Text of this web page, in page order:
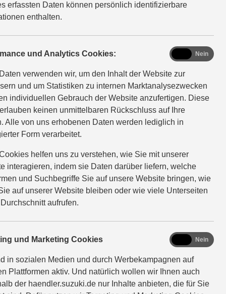
erfassten Daten können persönlich identifizierbare
enthalten.
und Analytics Cookies:
verwenden wir, um den Inhalt der Website zur
und um Statistiken zu internen Marktanalysezwecken
individuellen Gebrauch der Website anzufertigen. Diese
keinen unmittelbaren Rückschluss auf Ihre
Alle von uns erhobenen Daten werden lediglich in
Form verarbeitet.
helfen uns zu verstehen, wie Sie mit unserer
interagieren, indem sie Daten darüber liefern, welche
und Suchbegriffe Sie auf unsere Website bringen, wie
auf unserer Website bleiben oder wie viele Unterseiten
aufrufen.
analyticsNein
und Marketing Cookies
in sozialen Medien und durch Werbekampagnen auf
Plattformen aktiv. Und natürlich wollen wir Ihnen auch
der haendler.suzuki.de nur Inhalte anbieten, die für Sie
marketing
Nein
Ihnen passt.